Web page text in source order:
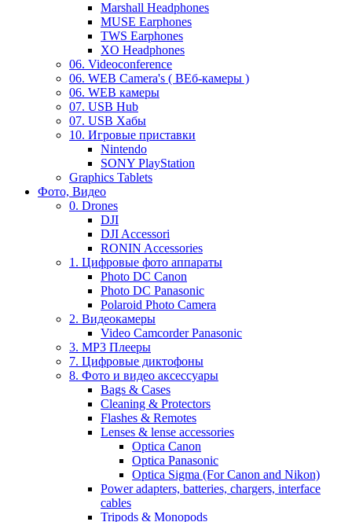
Marshall Headphones
MUSE Earphones
TWS Earphones
XO Headphones
06. Videoconference
06. WEB Camera's ( ВЕб-камеры )
06. WEB камеры
07. USB Hub
07. USB Хабы
10. Игровые приставки
Nintendo
SONY PlayStation
Graphics Tablets
Фото, Видео
0. Drones
DJI
DJI Accessori
RONIN Accessories
1. Цифровые фото аппараты
Photo DC Canon
Photo DC Panasonic
Polaroid Photo Camera
2. Видеокамеры
Video Camcorder Panasonic
3. MP3 Плееры
7. Цифровые диктофоны
8. Фото и видео аксессуары
Bags & Cases
Cleaning & Protectors
Flashes & Remotes
Lenses & lense accessories
Optica Canon
Optica Panasonic
Optica Sigma (For Canon and Nikon)
Power adapters, batteries, chargers, interface
cables
Tripods & Monopods